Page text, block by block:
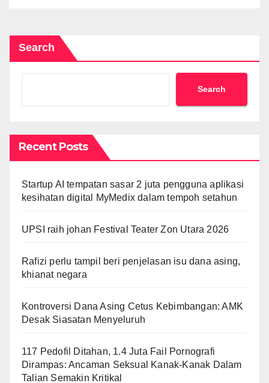
Search
Search
Recent Posts
Startup AI tempatan sasar 2 juta pengguna aplikasi
kesihatan digital MyMedix dalam tempoh setahun
UPSI raih johan Festival Teater Zon Utara 2026
Rafizi perlu tampil beri penjelasan isu dana asing,
khianat negara
Kontroversi Dana Asing Cetus Kebimbangan: AMK
Desak Siasatan Menyeluruh
117 Pedofil Ditahan, 1.4 Juta Fail Pornografi
Dirampas: Ancaman Seksual Kanak-Kanak Dalam
Talian Semakin Kritikal